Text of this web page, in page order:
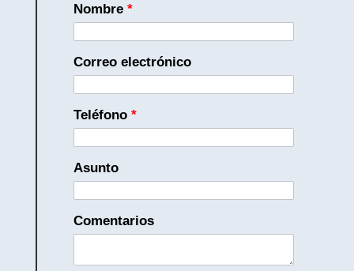
Nombre *
Correo electrónico
Teléfono *
Asunto
Comentarios